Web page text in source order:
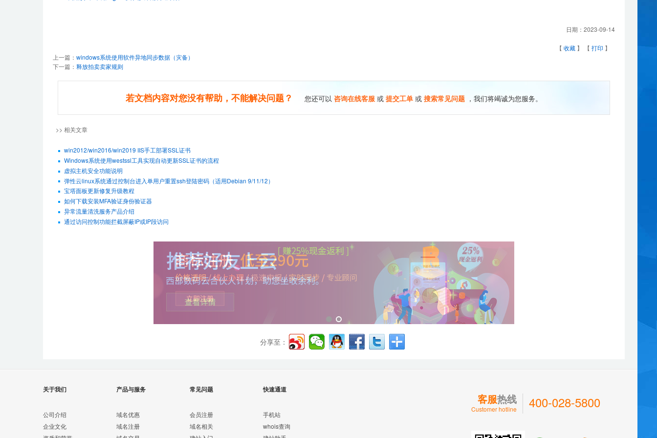
日期： 2023-09-14
【 收藏 】 【 打印 】
上一篇： windows系统使用软件异地同步数据（灾备）
下一篇： 释放拍卖卖家规则
若文档内容对您没有帮助，不能解决问题？ 您还可以 咨询在线客服 或 提交工单 或 搜索常见问题 ，我们将竭诚为您服务。
>> 相关文章
win2012/win2016/win2019 IIS手工部署SSL证书
Windows系统使用westssl工具实现自动更新SSL证书的流程
虚拟主机安全功能说明
弹性云linux系统通过控制台进入单用户重置ssh登陆密码（适用Debian 9/11/12）
宝塔面板更新修复升级教程
如何下载安装MFA验证身份验证器
异常流量清洗服务产品介绍
通过访问控制功能拦截屏蔽IP或IP段访问
分享至：
关于我们
公司介绍
企业文化
产品与服务
域名优惠
域名注册
常见问题
会员注册
域名相关
快速通道
手机站
whois查询
客服热线
Customer hotline 400-028-5800